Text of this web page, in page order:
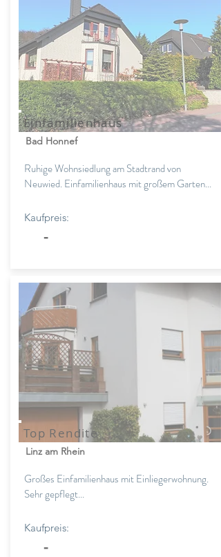
Einfamilienhaus
Bad Honnef
Ruhige Wohnsiedlung am Stadtrand von
Neuwied. Einfamilienhaus mit großem Garten...
Kaufpreis:
-
Top Rendite
Linz am Rhein
Großes Einfamilienhaus mit Einliegerwohnung.
Sehr gepflegt...
Kaufpreis:
-